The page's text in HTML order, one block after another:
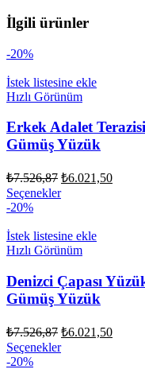
İlgili ürünler
-20%
İstek listesine ekle
Hızlı Görünüm
Erkek Adalet
Gümüş Yüzük
₺7.526,87 Orijinal
fiyat:
₺6.021,50Şu
SeçeneklerBu
fazla
varyasyonu
Seçenekler
ürün
sayfasından
-20%
İstek listesine ekle
Hızlı Görünüm
Denizci Çapası
Gümüş Yüzük
₺7.526,87 Orijinal
fiyat:
₺6.021,50Şu
SeçeneklerBu
-20%